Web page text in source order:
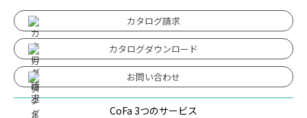
カタログ請求
カタログダウンロード
お問い合わせ
CoFa 3つのサービス